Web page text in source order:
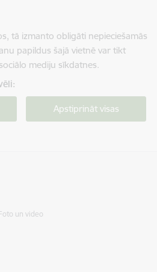
tā izmanto obligāti nepieciešamās
papildus šajā vietnē var tikt
mediju sīkdatnes.
Apstiprināt visas
un video